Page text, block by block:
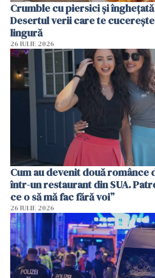
Crumble cu piersici și
Desertul verii care te
lingură
26 IULIE 2026
Cum au devenit două românce
într-un restaurant din SUA.
ce o să mă fac fără voi”
26 IULIE 2026